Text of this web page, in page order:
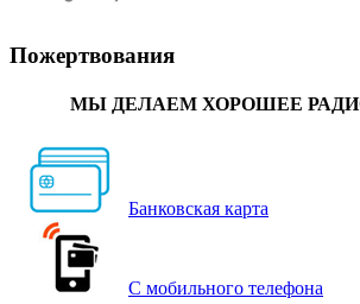
Пожертвования
МЫ ДЕЛАЕМ ХОРОШЕЕ
Банковская карта
С мобильного телефона